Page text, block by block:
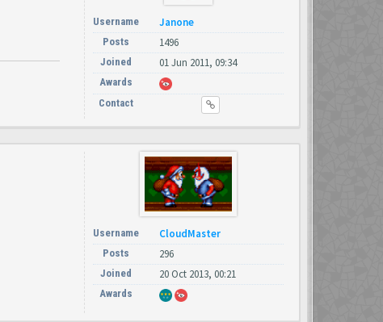
Username Janone
Posts 1496
Joined 01 Jun 2011, 09:34
Awards
Contact
Username CloudMaster
Posts 296
Joined 20 Oct 2013, 00:21
Awards